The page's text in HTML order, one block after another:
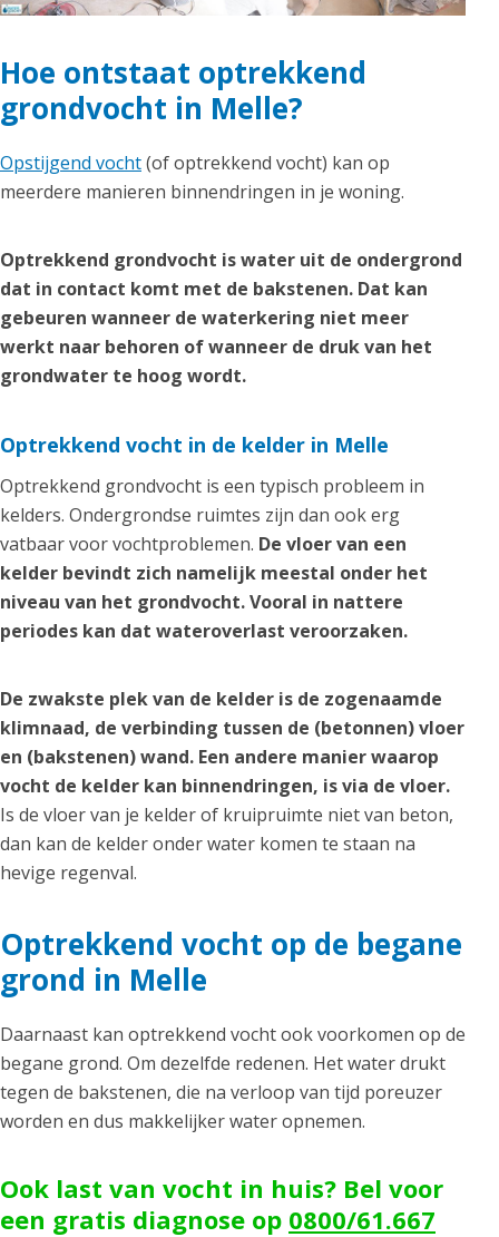
Hoe ontstaat optrekkend
grondvocht in Melle?
Opstijgend vocht(of optrekkend vocht) kan op
meerdere manieren binnendringen in je woning.
Optrekkend grondvocht is water uit de ondergrond
dat in contact komt met de bakstenen. Dat kan
gebeuren wanneer de waterkering niet meer
werkt naar behoren of wanneer de druk van het
grondwater te hoog wordt.
Optrekkend vocht in de kelder in Melle
Optrekkend grondvocht is een typisch probleem in
kelders. Ondergrondse ruimtes zijn dan ook erg
vatbaar voor vochtproblemen. De vloer van een
kelder bevindt zich namelijk meestal onder het
niveau van het grondvocht. Vooral in nattere
periodes kan dat wateroverlast veroorzaken.
De zwakste plek van de kelder is de zogenaamde
klimnaad, de verbinding tussen de (betonnen) vloer
en (bakstenen) wand. Een andere manier waarop
vocht de kelder kan binnendringen, is via de vloer.
Is de vloer van je kelder of kruipruimte niet van beton,
dan kan de kelder onder water komen te staan na
hevige regenval.
Optrekkend vocht op de begane
grond in Melle
Daarnaast kan optrekkend vocht ook voorkomen op de
begane grond. Om dezelfde redenen. Het water drukt
tegen de bakstenen, die na verloop van tijd poreuzer
worden en dus makkelijker water opnemen.
Ook last van vocht in huis? Bel voor
een gratis diagnose op 0800/61.667